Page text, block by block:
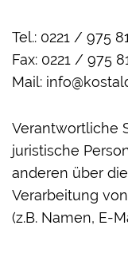
Tel.: 0221 / 975
Fax: 0221 / 975
Mail:
Verantwortliche
juristische
anderen über
Verarbeitung
(z.B. Namen, E-